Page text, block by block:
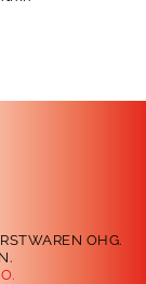
OHG.